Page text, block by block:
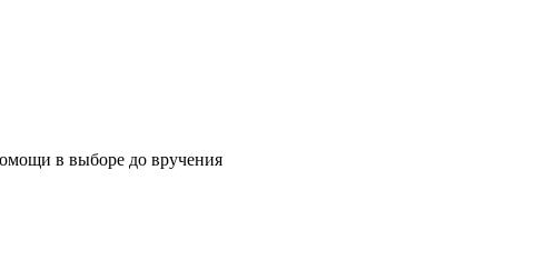
в выборе до вручения